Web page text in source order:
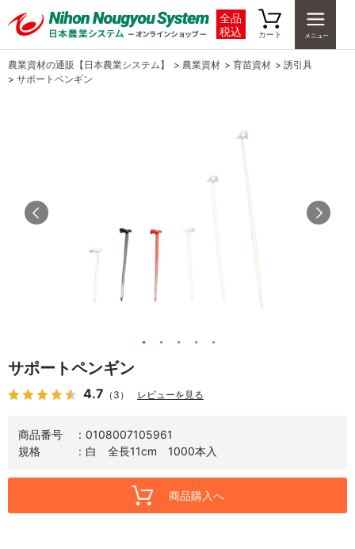
全品
税込
カート
農業資材の通販【日本農業システム】 > 農業資材 > 育苗資材 > 誘引具
> サポートペンギン
サポートペンギン
4.7 （3） レビューを見る
商品番号
0108007105961
規格
白 全長11cm 1000本入
商品購入へ